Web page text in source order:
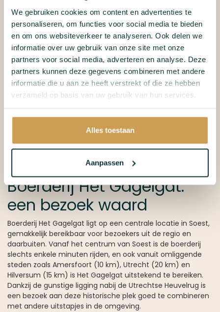
We gebruiken cookies om content en advertenties te
personaliseren, om functies voor social media te bieden
en om ons websiteverkeer te analyseren. Ook delen we
informatie over uw gebruik van onze site met onze
partners voor social media, adverteren en analyse. Deze
partners kunnen deze gegevens combineren met andere
informatie die u aan ze heeft verstrekt of die ze hebben
verzameld op basis van uw gebruik van hun services.
Alles toestaan
Aanpassen
8 personen
Bungalow
Göteborg
6 personen
Bungalow
Montreal
Vanuit Soest naar
Boerderij Het Gagelgat:
een bezoek waard
Boerderij Het Gagelgat ligt op een centrale locatie in Soest,
gemakkelijk bereikbaar voor bezoekers uit de regio en
daarbuiten. Vanaf het centrum van Soest is de boerderij
slechts enkele minuten rijden, en ook vanuit omliggende
steden zoals Amersfoort (10 km), Utrecht (20 km) en
Hilversum (15 km) is Het Gagelgat uitstekend te bereiken.
Dankzij de gunstige ligging nabij de Utrechtse Heuvelrug is
een bezoek aan deze historische plek goed te combineren
met andere uitstapjes in de omgeving.